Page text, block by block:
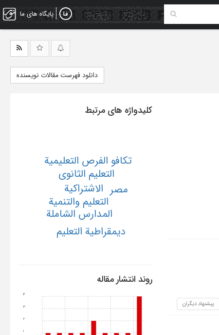
پایگاه های ما
دانلود فهرست مقالات نویسنده
پیشنهاد دیگران
کلیدواژه های مرتبط
الاشتراکیة
التعلیم الثانوی
التعلیم والتنمیة
المدارس الشاملة
تکافو الفرص التعلیمیة
دیمقراطیة التعلیم
مصر
روند انتشار مقاله
1
2
3
4